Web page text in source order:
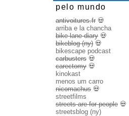
pelo mundo
antivoitures.fr 💀
arriba e la chancha
bike lane diary 💀
bikeblog (ny) 💀
bikescape podcast
carbusters 💀
carectomy 💀
kinokast
menos um carro
nicomachus 💀
streetfilms
streets are for people 💀
streetsblog (ny)